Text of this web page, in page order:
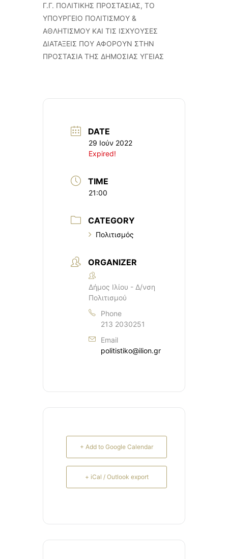
Γ.Γ. ΠΟΛΙΤΙΚΗΣ ΠΡΟΣΤΑΣΙΑΣ, ΤΟ
ΥΠΟΥΡΓΕΙΟ ΠΟΛΙΤΙΣΜΟΥ &
ΑΘΛΗΤΙΣΜΟΥ ΚΑΙ ΤΙΣ ΙΣΧΥΟΥΣΕΣ
ΔΙΑΤΑΞΕΙΣ ΠΟΥ ΑΦΟΡΟΥΝ ΣΤΗΝ
ΠΡΟΣΤΑΣΙΑ ΤΗΣ ΔΗΜΟΣΙΑΣ ΥΓΕΙΑΣ
DATE
29 Ιούν 2022
Expired!
TIME
21:00
CATEGORY
Πολιτισμός
ORGANIZER
Δήμος Ιλίου - Δ/νση
Πολιτισμού
Phone
213 2030251
Email
politistiko@ilion.gr
+ Add to Google Calendar
+ iCal / Outlook export